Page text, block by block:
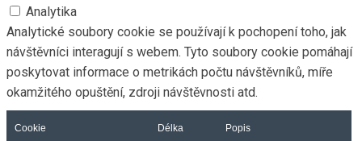
Analytika
Analytické soubory cookie se používají k pochopení toho, jak
návštěvníci interagují s webem. Tyto soubory cookie pomáhají
poskytovat informace o metrikách počtu návštěvníků, míře
okamžitého opuštění, zdroji návštěvnosti atd.
Cookie Délka Popis